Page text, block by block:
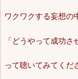
ワクワクする妄想の
「どうやって成功さ
って聴いてみてくだ